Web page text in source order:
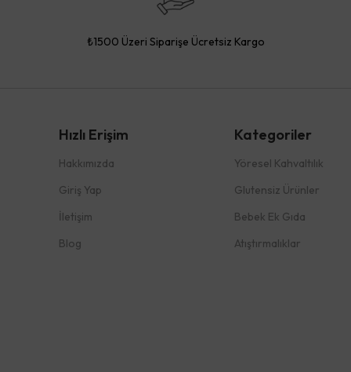
₺1500 Üzeri Siparişe Ücretsiz Kargo
Hızlı Erişim
Hakkımızda
Giriş Yap
İletişim
Blog
Kategoriler
Yöresel Kahvaltılık
Glutensiz Ürünler
Bebek Ek Gıda
Atıştırmalıklar